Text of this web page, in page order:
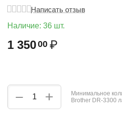
Написать отзыв
Наличие: 36 шт.
1 35000 ₽
+
−
Минимальное
Brother DR-3300